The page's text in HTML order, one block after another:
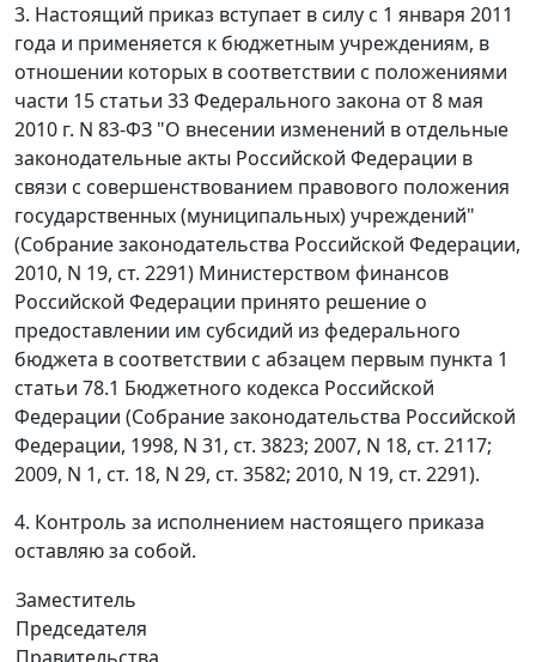
3. Настоящий приказ вступает в силу с 1 января 2011
года и применяется к бюджетным учреждениям, в
отношении которых в соответствии с положениями
части 15 статьи 33 Федерального закона от 8 мая
2010 г. N 83-ФЗ "О внесении изменений в отдельные
законодательные акты Российской Федерации в
связи с совершенствованием правового положения
государственных (муниципальных) учреждений"
(Собрание законодательства Российской Федерации,
2010, N 19, ст. 2291) Министерством финансов
Российской Федерации принято решение о
предоставлении им субсидий из федерального
бюджета в соответствии с абзацем первым пункта 1
статьи 78.1 Бюджетного кодекса Российской
Федерации (Собрание законодательства Российской
Федерации, 1998, N 31, ст. 3823; 2007, N 18, ст. 2117;
2009, N 1, ст. 18, N 29, ст. 3582; 2010, N 19, ст. 2291).
4. Контроль за исполнением настоящего приказа
оставляю за собой.
Заместитель
Председателя